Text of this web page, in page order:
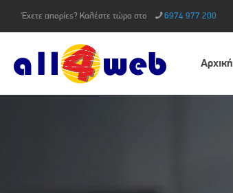
Έχετε απορίες? Καλέστε τώρα στο 6974 977 200
Αρχική